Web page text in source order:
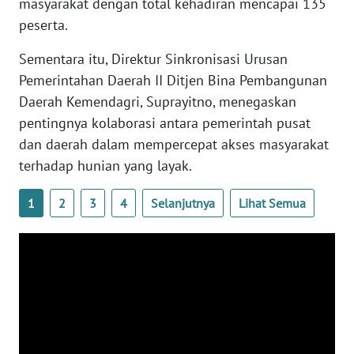
peserta.
Sementara itu, Direktur Sinkronisasi Urusan
Pemerintahan Daerah II Ditjen Bina Pembangunan
Daerah Kemendagri, Suprayitno, menegaskan
pentingnya kolaborasi antara pemerintah pusat
dan daerah dalam mempercepat akses masyarakat
terhadap hunian yang layak.
1 2 3 4 Selanjutnya Lihat Semua
WN
JOGJA
WN
JATIM
WN
BALI
KALBAR